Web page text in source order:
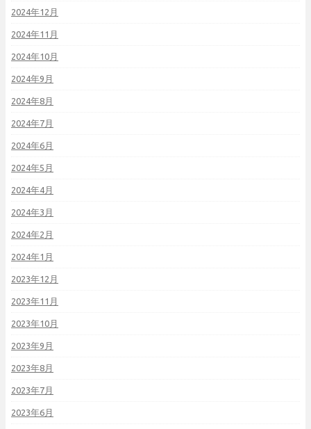
2024年12月
2024年11月
2024年10月
2024年9月
2024年8月
2024年7月
2024年6月
2024年5月
2024年4月
2024年3月
2024年2月
2024年1月
2023年12月
2023年11月
2023年10月
2023年9月
2023年8月
2023年7月
2023年6月